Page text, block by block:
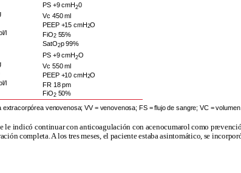
l
PS +9 cmH20
Vc 450 ml
PEEP +15 cmH2O
FiO255%
SatO2p 99%
l
PS +9 cmH2O
Vc 550 ml
PEEP +10 cmH2O
FR 18 pm
FiO250%
venovenosa; VV = venovenosa; FS = flujo de sangre; VC =
le indicó continuar con anticoagulación con acenocumarol como
completa. A los tres meses, el paciente estaba asintomático, se incorpor